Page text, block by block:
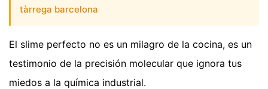
tàrrega barcelona
El slime perfecto no es un milagro de la cocina, es un
testimonio de la precisión molecular que ignora tus
miedos a la química industrial.